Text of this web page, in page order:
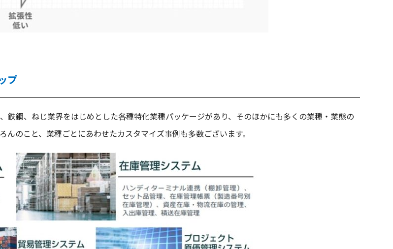
プ
鉄鋼、ねじ業界をはじめとした各種特化業種パッケージがあり、そのほかにも多くの業種・業態の
のこと、業種ごとにあわせたカスタマイズ事例も多数ございます。